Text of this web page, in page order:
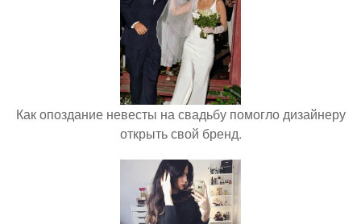
Как опоздание невесты на свадьбу помогло дизайнеру
открыть свой бренд.